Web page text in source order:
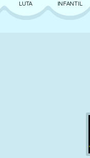
LUTA INFANTIL